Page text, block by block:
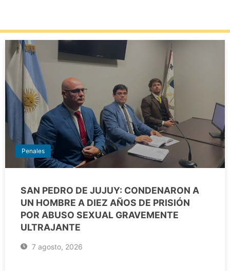
Penales
SAN PEDRO DE JUJUY: CONDENARON A
UN HOMBRE A DIEZ AÑOS DE PRISIÓN
POR ABUSO SEXUAL GRAVEMENTE
ULTRAJANTE
7 agosto, 2026